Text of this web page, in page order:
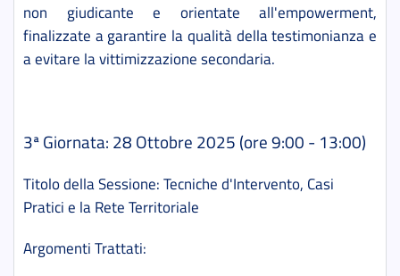
non giudicante e orientate all'empowerment,
finalizzate a garantire la qualità della testimonianza e
a evitare la vittimizzazione secondaria.
3ª Giornata: 28 Ottobre 2025 (ore 9:00 - 13:00)
Titolo della Sessione: Tecniche d'Intervento, Casi
Pratici e la Rete Territoriale
Argomenti Trattati: